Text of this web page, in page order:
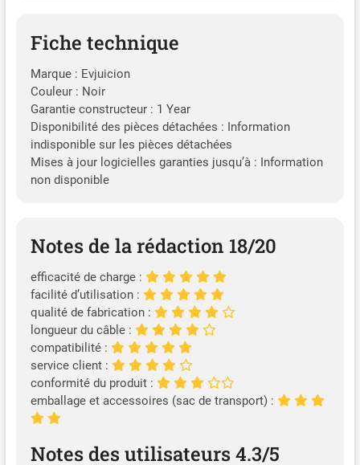
Fiche technique
Marque : Evjuicion
Couleur : Noir
Garantie constructeur : 1 Year
Disponibilité des pièces détachées : Information
indisponible sur les pièces détachées
Mises à jour logicielles garanties jusqu’à : Information
non disponible
Notes de la rédaction 18/20
efficacité de charge :
facilité d’utilisation :
qualité de fabrication :
longueur du câble :
compatibilité :
service client :
conformité du produit :
emballage et accessoires (sac de transport) :
Notes des utilisateurs 4.3/5